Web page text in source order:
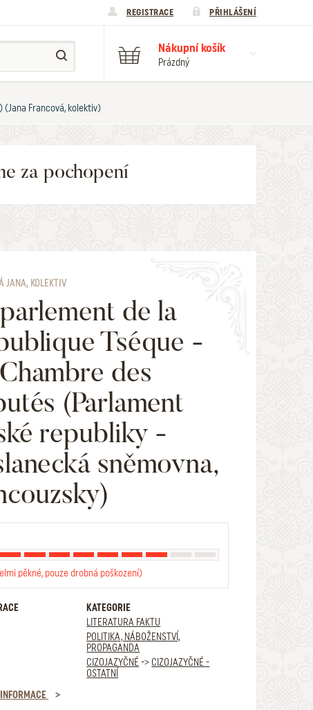
REGISTRACE PŘIHLÁŠENÍ
Nákupní košík
Prázdný
(Jana Francová, kolektiv)
za pochopení
JANA, KOLEKTIV
de la
Tséque -
des
(Parlament
republiky -
sněmovna,
pěkné, pouze drobná poškození)
KATEGORIE
LITERATURA FAKTU
POLITIKA, NÁBOŽENSTVÍ,
PROPAGANDA
CIZOJAZYČNÉ -> CIZOJAZYČNÉ -
OSTATNÍ